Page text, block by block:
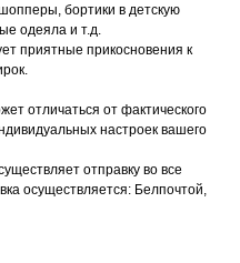
бортики в детскую
одеяла и т.д.
приятные прикосновения к
отличаться от фактического
настроек вашего
отправку во все
осуществляется: Белпочтой,